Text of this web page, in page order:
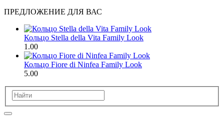
ПРЕДЛОЖЕНИЕ ДЛЯ ВАС
Кольцо Stella della Vita Family Look
1.00
Кольцо Fiore di Ninfea Family Look
5.00